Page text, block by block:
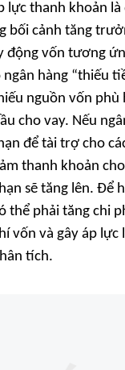
lực thanh khoản
bối cảnh tăng
động vốn tương
hàng “thiếu
nguồn vốn phù
cho vay. Nếu
để tài trợ cho
thanh khoản
sẽ tăng lên. Để
thể phải tăng chi
vốn và gây áp lực
tích.